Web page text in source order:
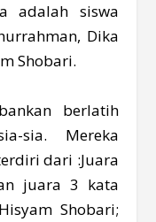
adalah siswa
Dika
Shobari.
berlatih
sia. Mereka
dari :Juara
juara 3 kata
Shobari;